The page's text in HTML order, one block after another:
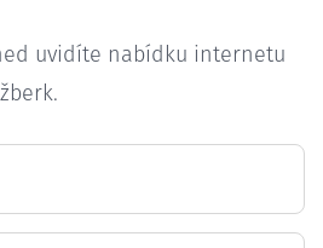
uvidíte nabídku internetu